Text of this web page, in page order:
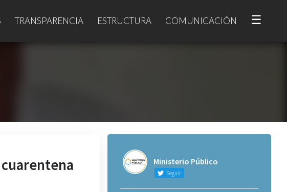
TRANSPARENCIA ESTRUCTURA COMUNICACIÓN ☰
Ministerio Público
Seguir